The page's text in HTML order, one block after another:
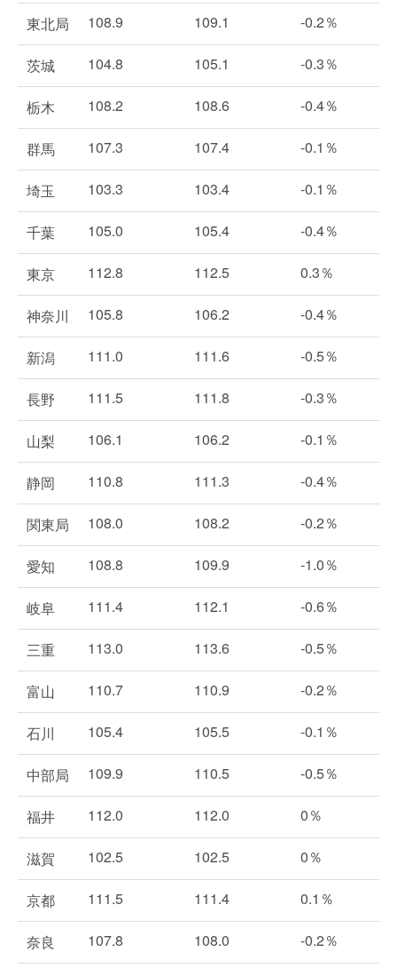
東北局 108.9 109.1 -0.2％
茨城 104.8 105.1 -0.3％
栃木 108.2 108.6 -0.4％
群馬 107.3 107.4 -0.1％
埼玉 103.3 103.4 -0.1％
千葉 105.0 105.4 -0.4％
東京 112.8 112.5 0.3％
神奈川 105.8 106.2 -0.4％
新潟 111.0 111.6 -0.5％
長野 111.5 111.8 -0.3％
山梨 106.1 106.2 -0.1％
静岡 110.8 111.3 -0.4％
関東局 108.0 108.2 -0.2％
愛知 108.8 109.9 -1.0％
岐阜 111.4 112.1 -0.6％
三重 113.0 113.6 -0.5％
富山 110.7 110.9 -0.2％
石川 105.4 105.5 -0.1％
中部局 109.9 110.5 -0.5％
福井 112.0 112.0 0％
滋賀 102.5 102.5 0％
京都 111.5 111.4 0.1％
奈良 107.8 108.0 -0.2％